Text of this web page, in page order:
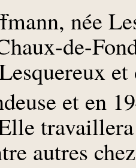
née
de-
et en
autres